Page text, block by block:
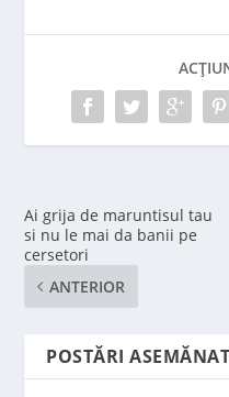
Ai grija de maruntisul tau
si nu le mai da banii pe
cersetori
ANTERIOR
POSTĂRI